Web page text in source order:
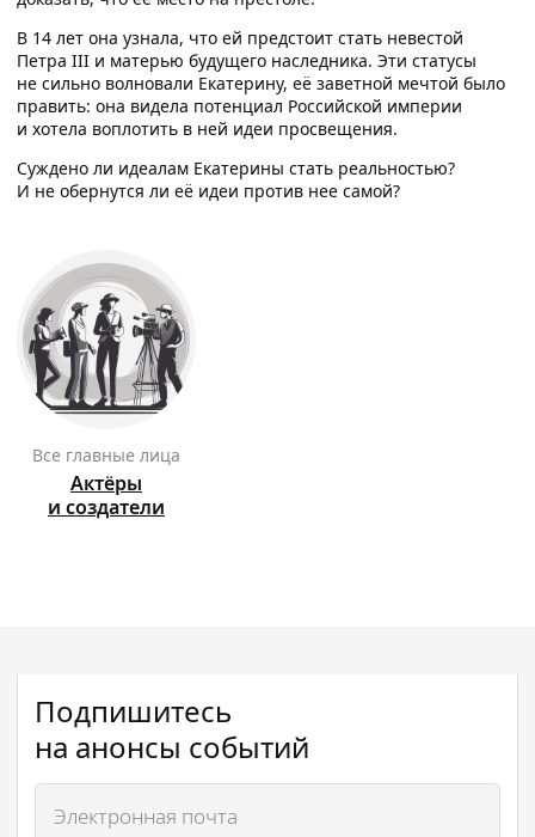
В 14 лет она узнала, что ей предстоит стать невестой
Петра III и матерью будущего наследника. Эти статусы
не сильно волновали Екатерину, её заветной мечтой было
править: она видела потенциал Российской империи
и хотела воплотить в ней идеи просвещения.
Суждено ли идеалам Екатерины стать реальностью?
И не обернутся ли её идеи против нее самой?
Все главные лица
Актёры
и создатели
Подпишитесь
на анонсы событий